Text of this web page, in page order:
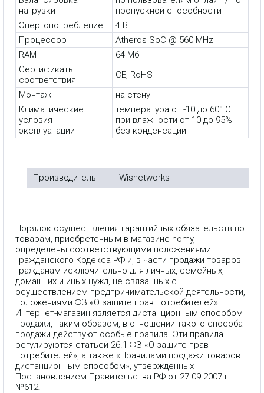
нагрузки
пропускной способности
Энергопотребление
4 Вт
Процессор
Atheros SoC @ 560 MHz
RAM
64 Мб
Сертификаты
соответствия
CE, RoHS
Монтаж
на стену
Климатические
условия
эксплуатации
температура от -10 до 60° C
при влажности от 10 до 95%
без конденсации
Производитель Wisnetworks
Порядок осуществления гарантийных обязательств по
товарам, приобретенным в магазине homy,
определены соответствующими положениями
Гражданского Кодекса РФ и, в части продажи товаров
гражданам исключительно для личных, семейных,
домашних и иных нужд, не связанных с
осуществлением предпринимательской деятельности,
положениями ФЗ «О защите прав потребителей».
Интернет-магазин является дистанционным способом
продажи, таким образом, в отношении такого способа
продажи действуют особые правила. Эти правила
регулируются статьей 26.1 ФЗ «О защите прав
потребителей», а также «Правилами продажи товаров
дистанционным способом», утвержденных
Постановлением Правительства РФ от 27.09.2007 г.
№612.